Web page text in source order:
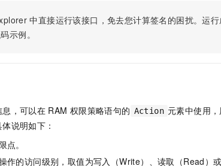
中直接运行该接口，免去您计算签名的困扰。运
示例。
，可以在 RAM 权限策略语句的 Action 元素中使用
说明如下：
点。
作的访问级别，取值为写入（Write）、读取（Read）或
视觉 Coding、空间感知、多模态思考等全面升级
GLM-5.2
果
大模型服务平台百炼-应用模版
灵活可视化地构建企业级 Agent
Qoder
库 提供一站式管理容器应用的 K8s 服务 云原
启云上创新 送.CN域名，送备案服务码 AI助
OA 办公系统
财税管理